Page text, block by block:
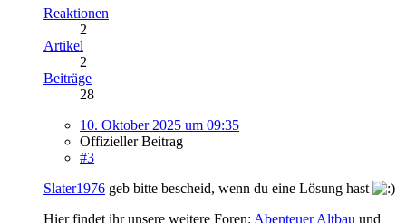
Reaktionen
2
Artikel
2
Beiträge
28
10. Oktober 2025 um 09:35
Offizieller Beitrag
#3
Slater1976 geb bitte bescheid, wenn du eine Lösung hast
Hier findet ihr unsere weitere Foren: Abenteuer Altbau und